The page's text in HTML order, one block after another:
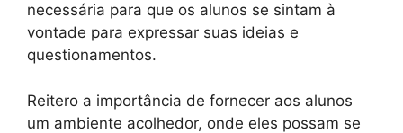
necessária para que os alunos se sintam à
vontade para expressar suas ideias e
questionamentos.
Reitero a importância de fornecer aos alunos
um ambiente acolhedor, onde eles possam se